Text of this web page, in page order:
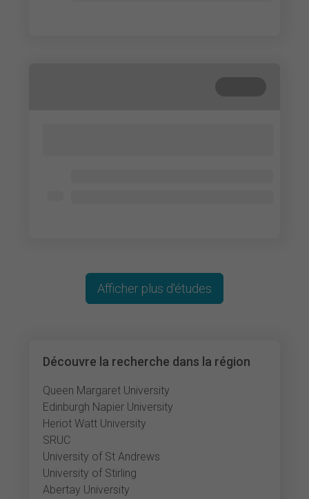
Découvre la recherche dans la région
Queen Margaret University
Edinburgh Napier University
Heriot Watt University
SRUC
University of St Andrews
University of Stirling
Abertay University
Afficher plus d'études